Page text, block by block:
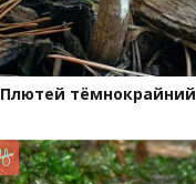
Плютей тёмнокрайний